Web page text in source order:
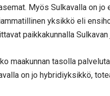
Myös Sulkavalla on
yksikkö eli
paikkakunnalla
maakunnan tasolla
on jo hybridiyksikkö,